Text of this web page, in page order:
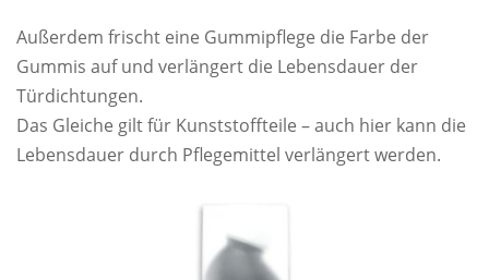
Außerdem frischt eine Gummipflege die Farbe der
Gummis auf und verlängert die Lebensdauer der
Türdichtungen.
Das Gleiche gilt für Kunststoffteile – auch hier kann die
Lebensdauer durch Pflegemittel verlängert werden.